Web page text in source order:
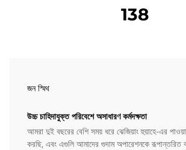
138
জন স্মিথ
উচ্চ চাহিদাযুক্ত পরিবেশে অসাধারণ কর্মদক্ষতা
আমরা দুই বছরের বেশি সময় ধরে ঝেজিয়াং হুয়াহে-এর
করছি, এবং এগুলি আমাদের গুদাম অপারেশনকে রূপান্তরিত